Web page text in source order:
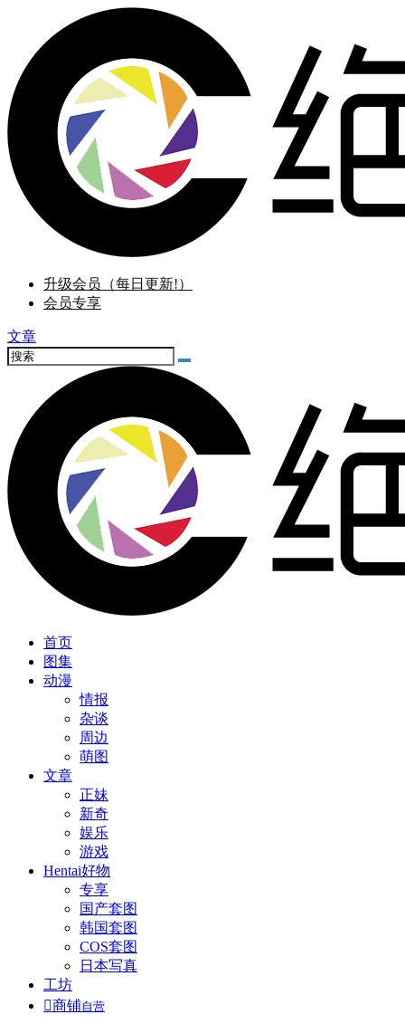
升级会员（每日更新!）
会员专享
文章
首页
图集
动漫
情报
杂谈
周边
萌图
文章
正妹
新奇
娱乐
游戏
Hentai好物
专享
国产套图
韩国套图
COS套图
日本写真
工坊
商铺自营